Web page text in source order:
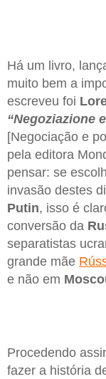
Há um livro,
muito bem a
escreveu foi
“Negoziazione
[Negociação e
pela editora
pensar: se
invasão destes
Putin, isso é
conversão da
separatistas
grande mãe
e não em
Procedendo
fazer a história